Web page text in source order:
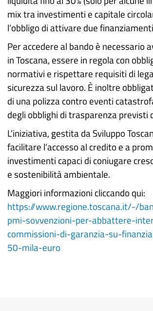
mix tra investimenti e capitale
l’obbligo di attivare due
Per accedere al bando è necessario
in Toscana, essere in regola con
normativi e rispettare requisiti di
sicurezza sul lavoro. È inoltre
di una polizza contro eventi
degli obblighi di trasparenza previsti
L’iniziativa, gestita da Sviluppo
facilitare l’accesso al credito e a
investimenti capaci di coniugare
e sostenibilità ambientale.
Maggiori informazioni cliccando qui:
https://www.regione.toscana.it/-/
pmi-sovvenzioni-per-abbattere-
commissioni-di-garanzia-su-
50-mila-euro